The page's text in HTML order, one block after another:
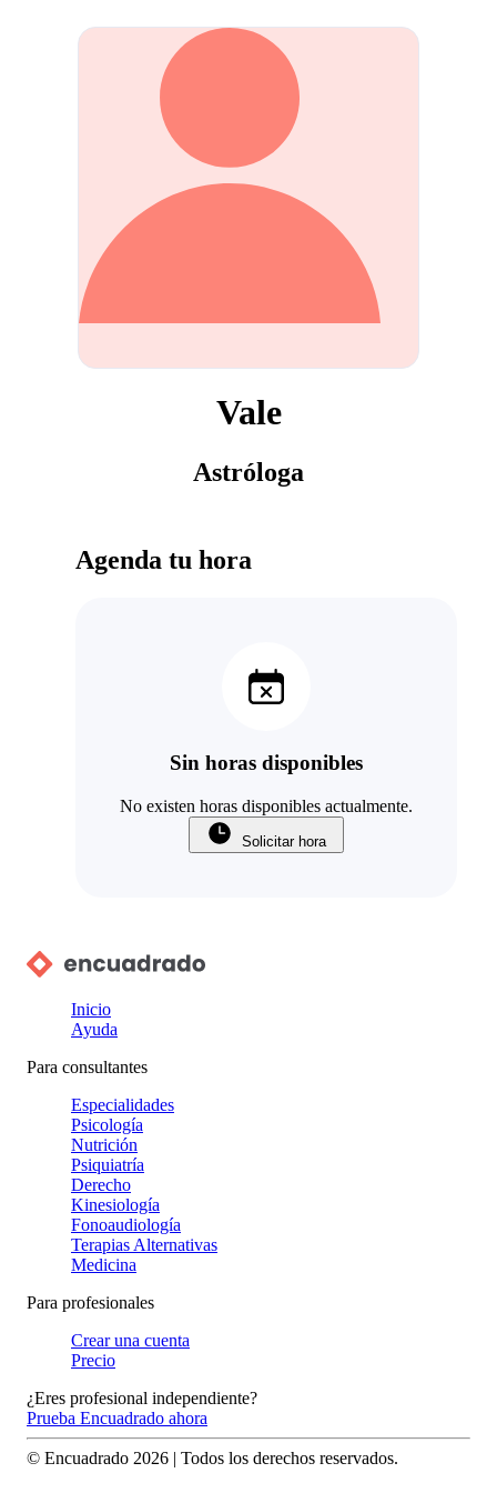
Vale
Astróloga
Agenda tu hora
Sin horas disponibles
No existen horas disponibles actualmente.
Solicitar hora
Inicio
Ayuda
Para consultantes
Especialidades
Psicología
Nutrición
Psiquiatría
Derecho
Kinesiología
Fonoaudiología
Terapias Alternativas
Medicina
Para profesionales
Crear una cuenta
Precio
¿Eres profesional independiente?
Prueba Encuadrado ahora
© Encuadrado 2026 | Todos los derechos reservados.